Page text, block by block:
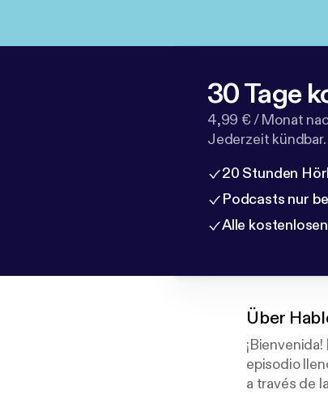
30 Tage
4,99 € / Monat
Jederzeit kündbar.
20 Stunden
Podcasts nur
Alle
Über
episodio
a través de